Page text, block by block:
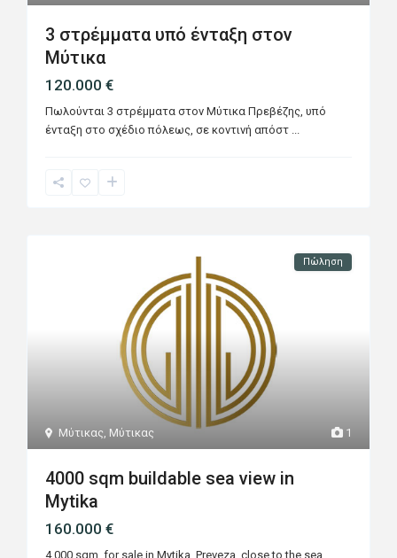
3 στρέμματα υπό ένταξη στον
Μύτικα
120.000 €
Πωλούνται 3 στρέμματα στον Μύτικα Πρεβέζης, υπό
ένταξη στο σχέδιο πόλεως, σε κοντινή απόστ ...
1
Μύτικας, Μύτικας
Πώληση
4000 sqm buildable sea view in
Mytika
160.000 €
4.000 sqm for sale in Mytika, Preveza, close to the sea